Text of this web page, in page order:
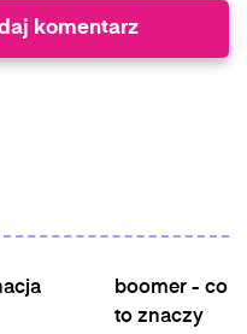
boomer - co
to znaczy